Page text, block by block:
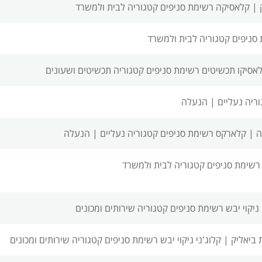
|קלאסיקה רשימת סניפים קטגוריה לבית ולמשרד
קטגוריה לבית ולמשרד
תכשיטים רשימת סניפים קטגוריה תכשיטים ושעונים
נעליים | הנעלה
|קלארקס רשימת סניפים קטגוריה נעליים | הנעלה
רשימת סניפים קטגוריה לבית ולמשרד
ניקוי יבש רשימת סניפים קטגוריה שירותים ומכונים
ביאליק |קלוג'ני ניקוי יבש רשימת סניפים קטגוריה שירותים ומכונים